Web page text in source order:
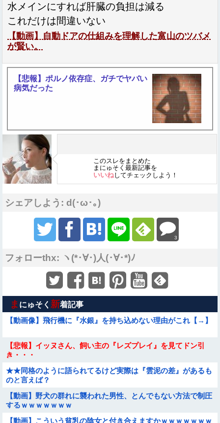
水メインにすれば肝臓の負担は減る
これだけは間違いない
【動画】自動ドアの仕組みを理解した富山のツバメ
が賢い。
【悲報】ポルノ依存症、ガチでヤバい
病気だった
このスレをまとめた
まにゅそく最新記事を
いいねしてチェックしよう！
シェアしよう: d(･ω･｡)
3
フォローthx: ヽ(*･∀･)人(･∀･*)ﾉ
ま にゅそく 新着記事
【動画像】飛行機に『水銀』を持ち込めない理由がこれ【→】
【悲報】イッヌさん、飼い主の『レズプレイ』を見てドン引
き・・・
★★同格のように語られてるけど実際は『雲泥の差』があるも
のと言えば？
【動画】野犬の群れに襲われた男性、とんでもない方法で制圧
するｗｗｗｗｗｗｗ
【動画】こういう貧乳の陰女と付き合えますかｗｗｗｗｗｗｗ